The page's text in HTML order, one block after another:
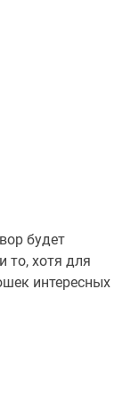
будет
то, хотя для
интересных